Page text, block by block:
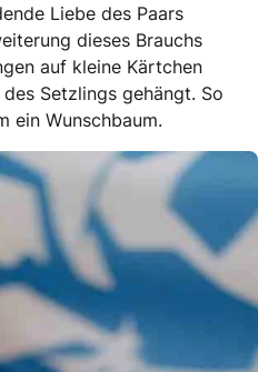
Liebe des Paars
dieses Brauchs
auf kleine Kärtchen
Setzlings gehängt. So
ein Wunschbaum.